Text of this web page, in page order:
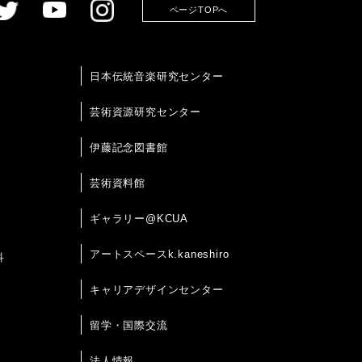
ページTOPへ
日本伝統音楽研究センター
芸術資源研究センター
伊藤記念図書館
芸術資料館
ギャラリー@KCUA
アートスペースk.kaneshiro
キャリアデザインセンター
留学・国際交流